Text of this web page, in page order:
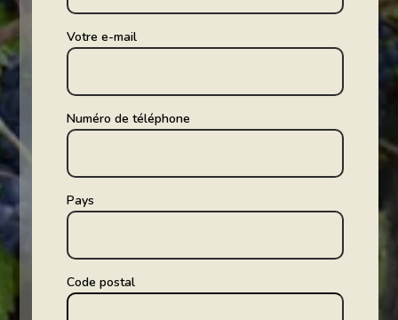
Votre e-mail
Numéro de téléphone
Pays
Code postal